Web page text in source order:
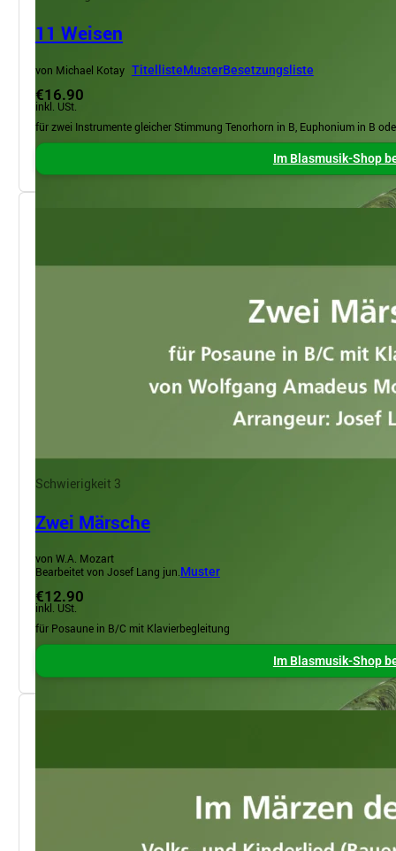
11 Weisen
von Michael Kotay TitellisteMusterBesetzungsliste
€16.90
inkl. USt.
für zwei Instrumente gleicher Stimmung Tenorhorn in B, Euphonium in B
Im Blasmusik-Shop
Schwierigkeit 3
Zwei Märsche
von W.A. Mozart
Bearbeitet von Josef Lang jun.Muster
€12.90
inkl. USt.
für Posaune in B/C mit Klavierbegleitung
Im Blasmusik-Shop